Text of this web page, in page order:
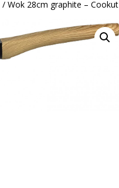
/ Wok 28cm graphite – Cookut